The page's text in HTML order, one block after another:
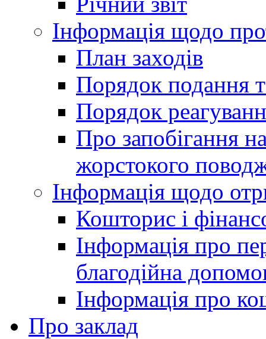
Інформація щодо
План заходів
Порядок подання
Порядок
Про запобігання
жорстокого
Інформація щодо
Кошторис і
Інформація про
благодійна
Інформація про
Про заклад